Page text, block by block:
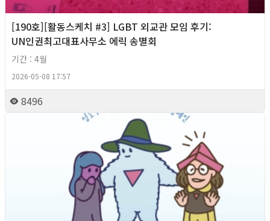
[190호][활동스케치 #3] LGBT 외교관 모임 후기:
UN인권최고대표사무소 에릭 송별회
기간 : 4월
2026-05-08 17:57
8496